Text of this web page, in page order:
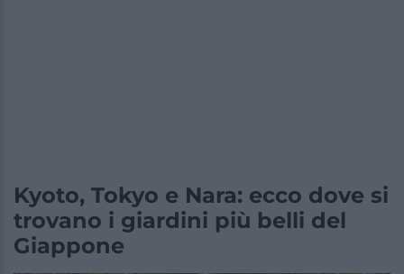
Kyoto, Tokyo e Nara: ecco dove si
trovano i giardini più belli del
Giappone